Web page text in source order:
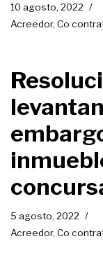
10 agosto, 2022
Acreedor, Co
5 agosto, 2022
Acreedor, Co